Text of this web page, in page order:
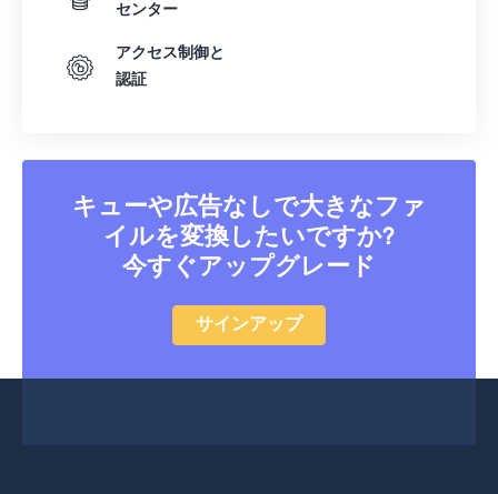
センター
アクセス制御と
認証
キューや広告なしで大きなファ
イルを変換したいですか?
今すぐアップグレード
サインアップ